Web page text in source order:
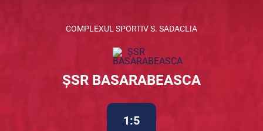
COMPLEXUL SPORTIV S. SADACLIA
ȘSR BASARABEASCA
1:5